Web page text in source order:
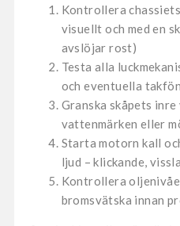
Kontrollera
visuellt och med en
avslöjar rost)
Testa alla
och eventuella
Granska skåpets
vattenmärken eller
Starta motorn kall
ljud – klickande,
Kontrollera
bromsvätska innan